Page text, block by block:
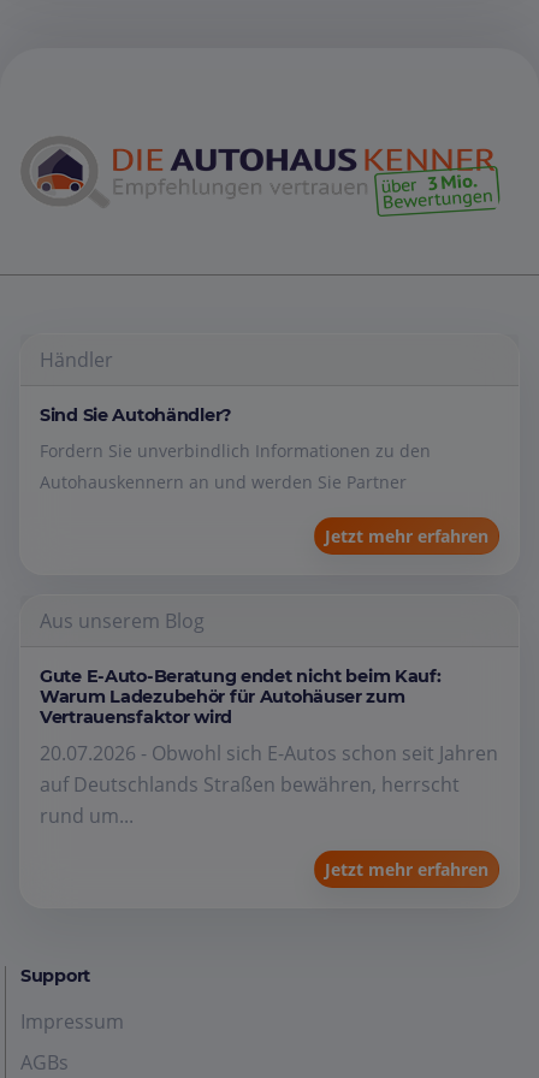
Händler
Sind Sie Autohändler?
Fordern Sie unverbindlich Informationen zu den
Autohauskennern an und werden Sie Partner
Jetzt mehr erfahren
Aus unserem Blog
Gute E-Auto-Beratung endet nicht beim Kauf:
Warum Ladezubehör für Autohäuser zum
Vertrauensfaktor wird
20.07.2026 - Obwohl sich E-Autos schon seit Jahren
auf Deutschlands Straßen bewähren, herrscht
rund um...
Jetzt mehr erfahren
Support
Impressum
AGBs